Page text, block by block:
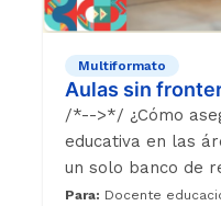
Multiformato
Aulas sin
/*-->*/ ¿Cómo asegurar la excelencia
educativa en las
un solo banco de
didácticas,
Para: Docente